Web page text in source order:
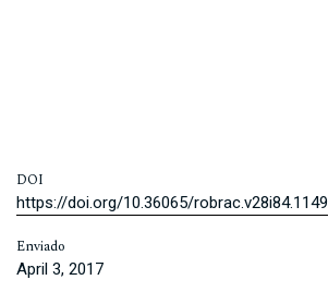
DOI
https://doi.org/10.36065/robrac.v28i84.1149
Enviado
April 3, 2017